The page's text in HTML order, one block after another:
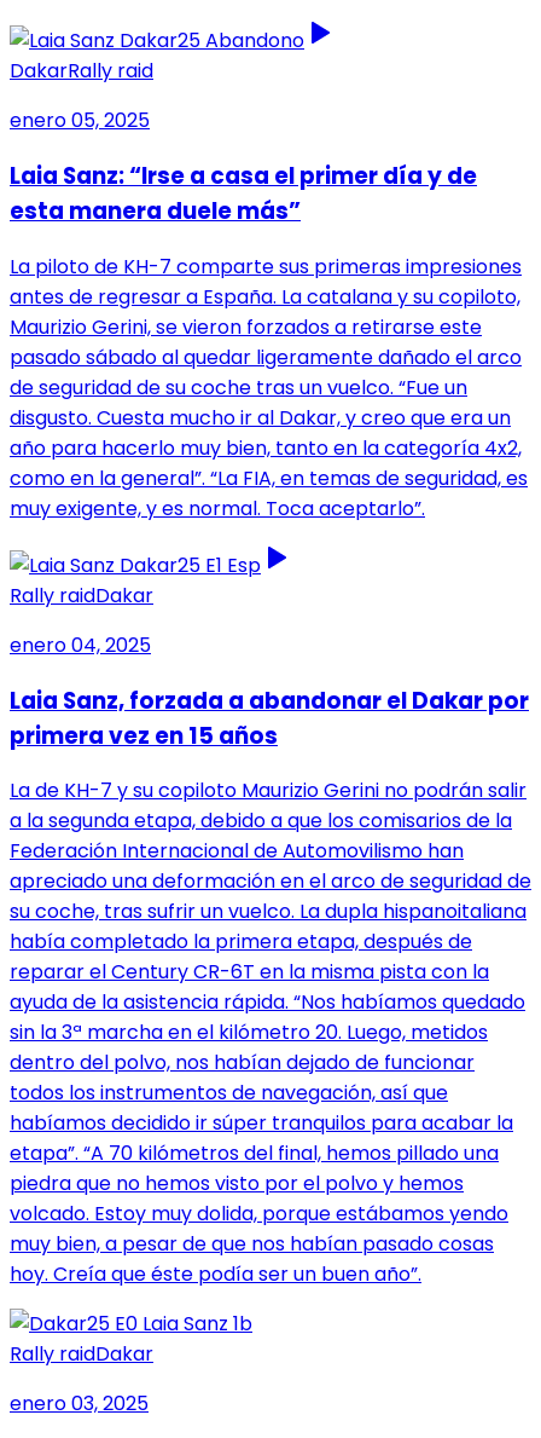
DakarRally raid
enero 05, 2025
Laia Sanz: “Irse a casa el primer día y de
esta manera duele más”
La piloto de KH-7 comparte sus primeras impresiones
antes de regresar a España. La catalana y su copiloto,
Maurizio Gerini, se vieron forzados a retirarse este
pasado sábado al quedar ligeramente dañado el arco
de seguridad de su coche tras un vuelco. “Fue un
disgusto. Cuesta mucho ir al Dakar, y creo que era un
año para hacerlo muy bien, tanto en la categoría 4x2,
como en la general”. “La FIA, en temas de seguridad, es
muy exigente, y es normal. Toca aceptarlo”.
Rally raidDakar
enero 04, 2025
Laia Sanz, forzada a abandonar el Dakar por
primera vez en 15 años
La de KH-7 y su copiloto Maurizio Gerini no podrán salir
a la segunda etapa, debido a que los comisarios de la
Federación Internacional de Automovilismo han
apreciado una deformación en el arco de seguridad de
su coche, tras sufrir un vuelco. La dupla hispanoitaliana
había completado la primera etapa, después de
reparar el Century CR-6T en la misma pista con la
ayuda de la asistencia rápida. “Nos habíamos quedado
sin la 3ª marcha en el kilómetro 20. Luego, metidos
dentro del polvo, nos habían dejado de funcionar
todos los instrumentos de navegación, así que
habíamos decidido ir súper tranquilos para acabar la
etapa”. “A 70 kilómetros del final, hemos pillado una
piedra que no hemos visto por el polvo y hemos
volcado. Estoy muy dolida, porque estábamos yendo
muy bien, a pesar de que nos habían pasado cosas
hoy. Creía que éste podía ser un buen año”.
Rally raidDakar
enero 03, 2025